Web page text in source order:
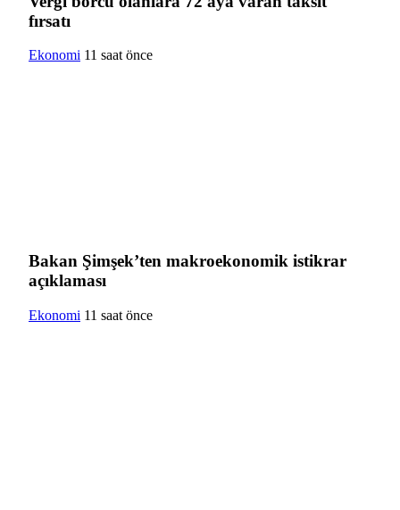
fırsatı
Ekonomi 11 saat önce
Bakan Şimşek’ten makroekonomik istikrar
açıklaması
Ekonomi 11 saat önce